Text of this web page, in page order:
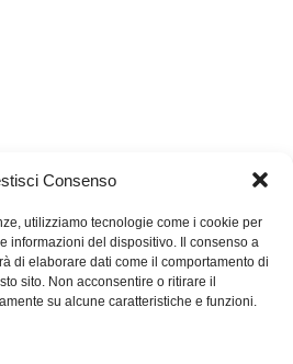
Consenso
utilizziamo tecnologie come i cookie per
informazioni del dispositivo. Il consenso a
di elaborare dati come il comportamento di
sito. Non acconsentire o ritirare il
su alcune caratteristiche e funzioni.